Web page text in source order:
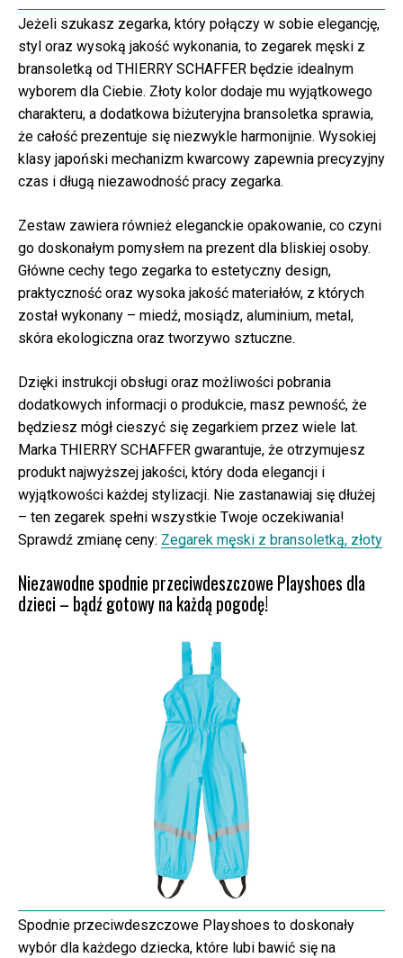
Jeżeli szukasz zegarka, który połączy w sobie elegancję,
styl oraz wysoką jakość wykonania, to zegarek męski z
bransoletką od THIERRY SCHAFFER będzie idealnym
wyborem dla Ciebie. Złoty kolor dodaje mu wyjątkowego
charakteru, a dodatkowa biżuteryjna bransoletka sprawia,
że całość prezentuje się niezwykle harmonijnie. Wysokiej
klasy japoński mechanizm kwarcowy zapewnia precyzyjny
czas i długą niezawodność pracy zegarka.
Zestaw zawiera również eleganckie opakowanie, co czyni
go doskonałym pomysłem na prezent dla bliskiej osoby.
Główne cechy tego zegarka to estetyczny design,
praktyczność oraz wysoka jakość materiałów, z których
został wykonany – miedź, mosiądz, aluminium, metal,
skóra ekologiczna oraz tworzywo sztuczne.
Dzięki instrukcji obsługi oraz możliwości pobrania
dodatkowych informacji o produkcie, masz pewność, że
będziesz mógł cieszyć się zegarkiem przez wiele lat.
Marka THIERRY SCHAFFER gwarantuje, że otrzymujesz
produkt najwyższej jakości, który doda elegancji i
wyjątkowości każdej stylizacji. Nie zastanawiaj się dłużej
– ten zegarek spełni wszystkie Twoje oczekiwania!
Sprawdź zmianę ceny: Zegarek męski z bransoletką, złoty
Niezawodne spodnie przeciwdeszczowe Playshoes dla
dzieci – bądź gotowy na każdą pogodę!
Spodnie przeciwdeszczowe Playshoes to doskonały
wybór dla każdego dziecka, które lubi bawić się na